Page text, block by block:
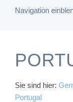
Navigation
Sie sind hier:
Portugal